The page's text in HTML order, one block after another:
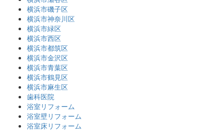
横浜市磯子区
横浜市神奈川区
横浜市緑区
横浜市西区
横浜市都筑区
横浜市金沢区
横浜市青葉区
横浜市鶴見区
横浜市麻生区
歯科医院
浴室リフォーム
浴室壁リフォーム
浴室床リフォーム